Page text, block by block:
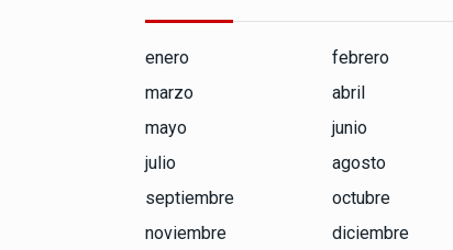
enero
febrero
marzo
abril
mayo
junio
julio
agosto
septiembre
octubre
noviembre
diciembre